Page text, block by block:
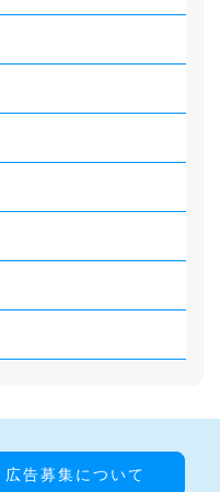
広告募集について